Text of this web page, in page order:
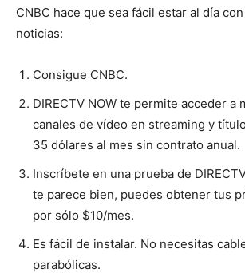
CNBC hace que sea fácil estar al día
noticias:
Consigue CNBC.
DIRECTV NOW te permite acceder a
canales de vídeo en streaming y
35 dólares al mes sin contrato anual.
Inscríbete en una prueba de
te parece bien, puedes obtener tus
por sólo $10/mes.
Es fácil de instalar. No necesitas
parabólicas.